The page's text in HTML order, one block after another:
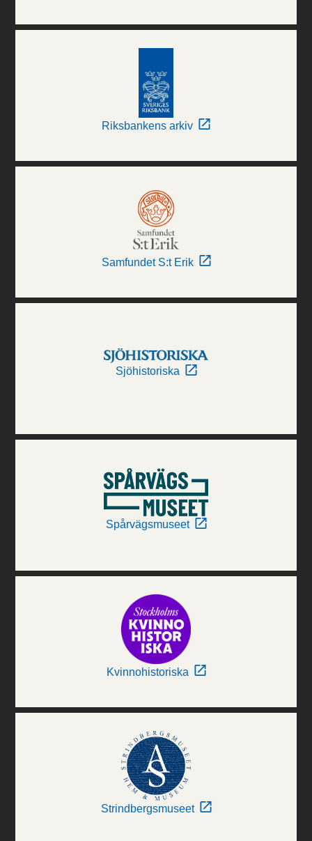
Riksbankens arkiv
Samfundet S:t Erik
Sjöhistoriska
Spårvägsmuseet
Kvinnohistoriska
Strindbergsmuseet